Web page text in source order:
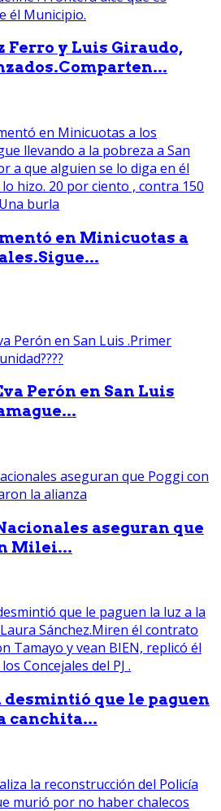
Ferro y Luis Giraudo,
en Minicuotas a
Perón en San Luis
aseguran que
Milei...
que le paguen
canchita...